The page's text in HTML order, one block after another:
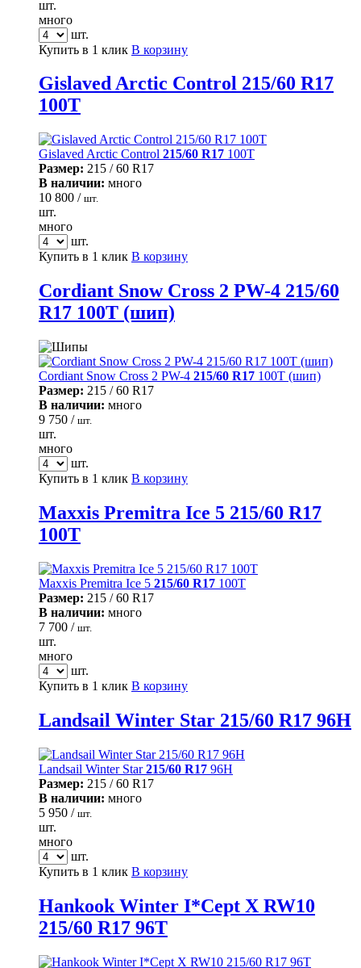
шт.
много
шт.
Купить в 1 клик В корзину
Gislaved Arctic Control 215/60 R17
100T
Gislaved Arctic Control 215/60 R17 100T
Размер: 215 / 60 R17
В наличии: много
10 800 / шт.
шт.
много
шт.
Купить в 1 клик В корзину
Cordiant Snow Cross 2 PW-4 215/60
R17 100T (шип)
Cordiant Snow Cross 2 PW-4 215/60 R17 100T (шип)
Размер: 215 / 60 R17
В наличии: много
9 750 / шт.
шт.
много
шт.
Купить в 1 клик В корзину
Maxxis Premitra Ice 5 215/60 R17
100T
Maxxis Premitra Ice 5 215/60 R17 100T
Размер: 215 / 60 R17
В наличии: много
7 700 / шт.
шт.
много
шт.
Купить в 1 клик В корзину
Landsail Winter Star 215/60 R17 96H
Landsail Winter Star215/60 R17 96H
Размер: 215 / 60 R17
В наличии: много
5 950 / шт.
шт.
много
шт.
Купить в 1 клик В корзину
Hankook Winter I*Cept X RW10
215/60 R17 96T